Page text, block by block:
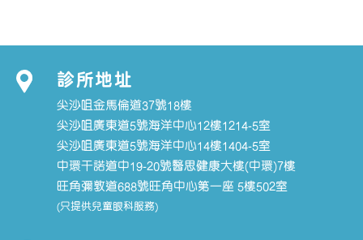
診所地址
尖沙咀金馬倫道37號18樓
尖沙咀廣東道5號海洋中心12樓1214-5室
尖沙咀廣東道5號海洋中心14樓1404-5室
中環干諾道中19-20號醫思健康大樓(中環)7樓
旺角彌敦道688號旺角中心第一座 5樓502室
(只提供兒童眼科服務)